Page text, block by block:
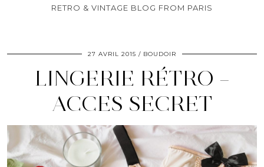
RETRO & VINTAGE BLOG FROM PARIS
27 AVRIL 2015 BOUDOIR
LINGERIE RÉTRO –
ACCES SECRET